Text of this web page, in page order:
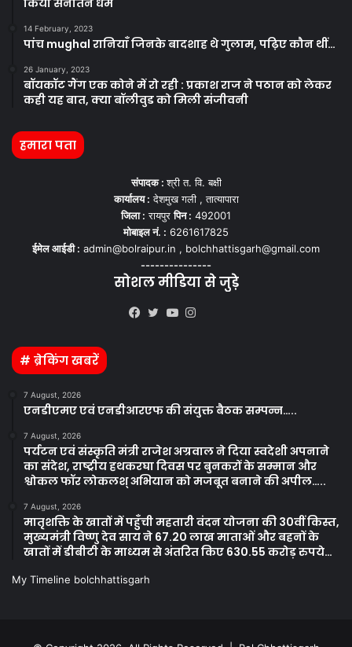
किया सनातन धर्म
14 February, 2023
पांच mughal रानियाँ जिनके बादशाह थे गुलाम, पढ़िए कौन थीं…
26 January, 2023
बॉयकॉट गैंग एक कोने में रो रही : प्रकाश राज ने पठान को लेकर
कही यह बात, क्या बॉलीवुड को मिली संजीवनी
हमारा पता
संपादक :श्री त. वि. बक्षी
कार्यालय : देशमुख गली , तात्यापारा
जिला : रायपुरपिन : 492001
मोबाइल नं. : 6261617825
ईमेल आईडी : admin@bolraipur.in , bolchhattisgarh@gmail.com
---------------
सोशल मीडिया से जुड़े
# ब्रेकिंग खबरें
7 August, 2026
एनडीएमए एवं एनडीआरएफ की संयुक्त बैठक सम्पन्न…..
7 August, 2026
पर्यटन एवं संस्कृति मंत्री राजेश अग्रवाल ने दिया स्वदेशी अपनाने
का संदेश, राष्ट्रीय हथकरघा दिवस पर बुनकरों के सम्मान और
श्वोकल फॉर लोकलश् अभियान को मजबूत बनाने की अपील…..
7 August, 2026
मातृशक्ति के खातों में पहुँची महतारी वंदन योजना की 30वीं किस्त,
मुख्यमंत्री विष्णु देव साय ने 67.20 लाख माताओं और बहनों के
खातों में डीबीटी के माध्यम से अंतरित किए 630.55 करोड़ रुपये…
My Timeline bolchhattisgarh